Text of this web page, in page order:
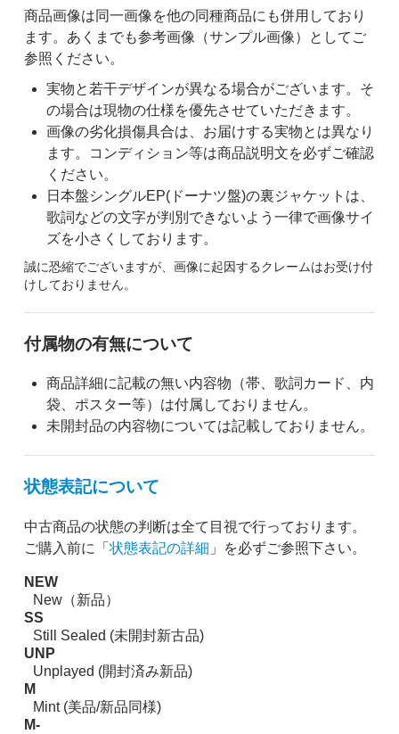
商品画像は同一画像を他の同種商品にも併用しており
ます。あくまでも参考画像（サンプル画像）としてご
参照ください。
実物と若干デザインが異なる場合がございます。そ
の場合は現物の仕様を優先させていただきます。
画像の劣化損傷具合は、お届けする実物とは異なり
ます。コンディション等は商品説明文を必ずご確認
ください。
日本盤シングルEP(ドーナツ盤)の裏ジャケットは、
歌詞などの文字が判別できないよう一律で画像サイ
ズを小さくしております。
誠に恐縮でございますが、画像に起因するクレームはお受け付
けしておりません。
付属物の有無について
商品詳細に記載の無い内容物（帯、歌詞カード、内
袋、ポスター等）は付属しておりません。
未開封品の内容物については記載しておりません。
状態表記について
中古商品の状態の判断は全て目視で行っております。
ご購入前に「 状態表記の詳細 」を必ずご参照下さい。
NEW
New（新品）
SS
Still Sealed (未開封新古品)
UNP
Unplayed (開封済み新品)
M
Mint (美品/新品同様)
M-